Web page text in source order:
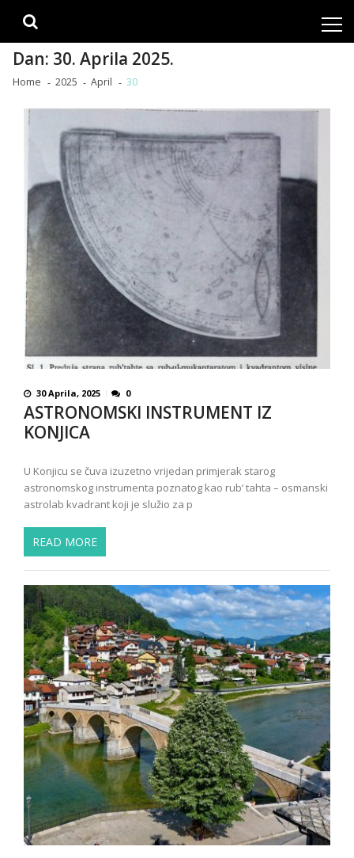
Dan: 30. Aprila 2025.
Home 2025 April 30
30 Aprila, 2025 0
ASTRONOMSKI INSTRUMENT IZ
KONJICA
U Konjicu se čuva izuzetno vrijedan primjerak starog
astronomskog instrumenta poznatog kao rub‘ tahta – osmanski
astrolab kvadrant koji je služio za p
READ MORE